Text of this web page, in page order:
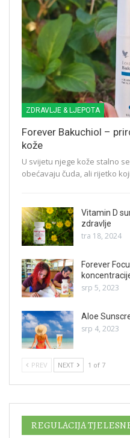
ZDRAVLJE & LJEPOTA
Forever Bakuchiol –
kože
U svijetu njege kože stalno
obećavaju čuda, ali rijetko
Vitamin D
zdravlje
tra 18, 2024
Forever
srp 5, 2023
Aloe
srp 4, 2023
PREV NEXT 1 of 7
REGULACIJA